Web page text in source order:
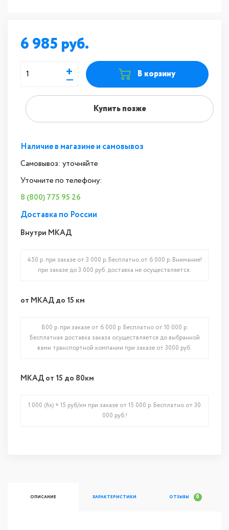
6 985
+
— В корзину
Купить позже
Наличие в магазине и самовывоз
Самовывоз: уточняйте
Уточните по телефону:
8 (800) 775 95 26
Доставка по России
Внутри МКАД
450 р. при заказе от 3 000 р. Бесплатно от 6 000 р. Внимание!
при заказе до 3 000 руб. доставка не осуществляется.
от МКАД до 15 км
800 р. при заказе от 6 000 р. Бесплатно от 10 000 р.
Бесплатная доставка заказа осуществляется до выбранной
вами транспортной компании при заказе от 3000 руб.
МКАД от 15 до 80км
1 000 (fix) + 15 руб/км при заказе от 15 000 р. Бесплатно от 30
000 руб.!
ОПИСАНИЕ ХАРАКТЕРИСТИКИ ОТЗЫВЫ 0